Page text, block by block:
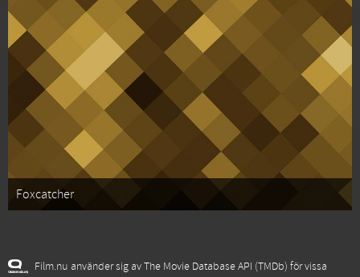
Foxcatcher
Film.nu använder sig av The Movie Database API (TMDb) för vissa